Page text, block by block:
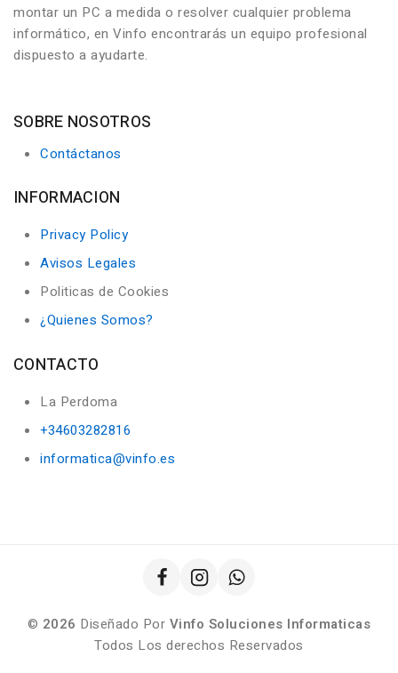
montar un PC a medida o resolver cualquier problema
informático, en Vinfo encontrarás un equipo profesional
dispuesto a ayudarte.
SOBRE NOSOTROS
Contáctanos
INFORMACION
Privacy Policy
Avisos Legales
Politicas de Cookies
¿Quienes Somos?
CONTACTO
La Perdoma
+34603282816
informatica@vinfo.es
© 2026 Diseñado Por Vinfo Soluciones Informaticas
Todos Los derechos Reservados